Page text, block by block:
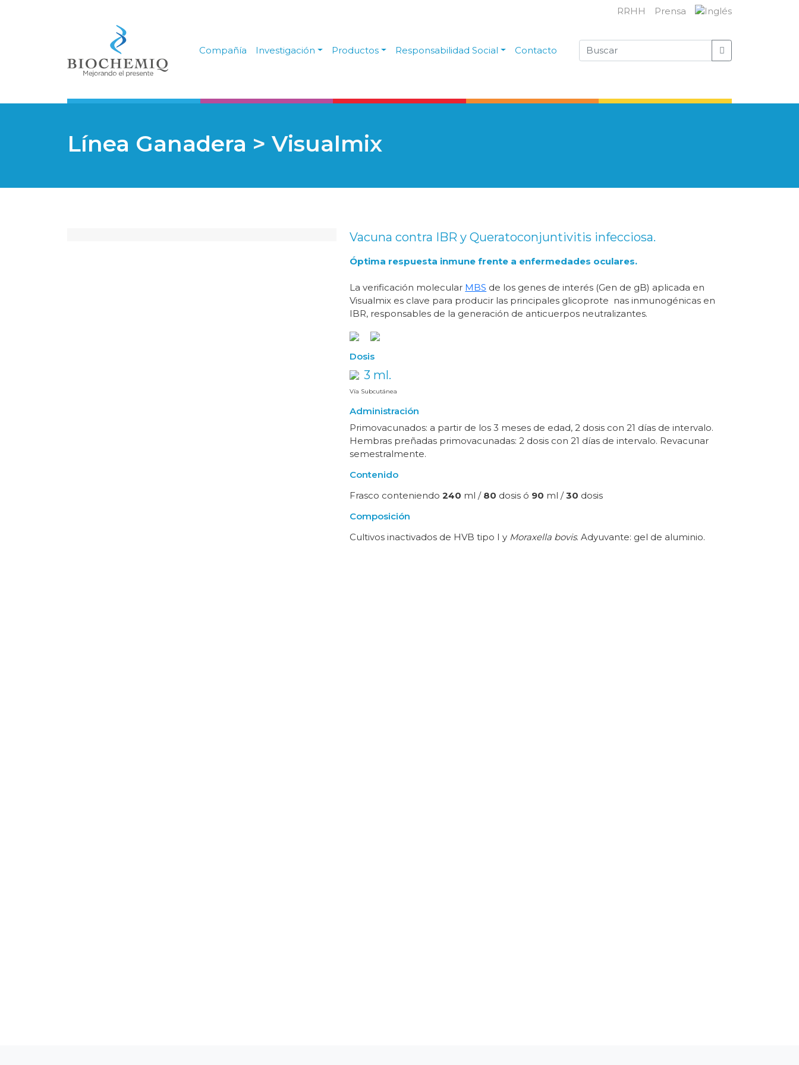
RRHH Prensa
Compañía Investigación Productos Responsabilidad Social Contacto
Línea Ganadera > Visualmix
Vacuna contra IBR y Queratoconjuntivitis infecciosa.
Óptima respuesta inmune frente a enfermedades oculares.
La verificación molecular MBS de los genes de interés (Gen de gB) aplicada en
Visualmix es clave para producir las principales glicoprote nas inmunogénicas en
IBR, responsables de la generación de anticuerpos neutralizantes.
Dosis
3 ml.
Vía Subcutánea
Administración
Primovacunados: a partir de los 3 meses de edad, 2 dosis con 21 días de intervalo.
Hembras preñadas primovacunadas: 2 dosis con 21 días de intervalo. Revacunar
semestralmente.
Contenido
Frasco conteniendo240 ml / 80 dosis ó 90 ml /30 dosis
Composición
Cultivos inactivados de HVB tipo I y Moraxella bovis. Adyuvante: gel de aluminio.